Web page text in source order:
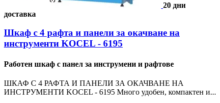
20 дни
доставка
Шкаф с 4 рафта и панели за окачване на
инструменти KOCEL - 6195
Работен шкаф с панел за инструмени и рафтове
ШКАФ С 4 РАФТА И ПАНЕЛИ ЗА ОКАЧВАНЕ НА
ИНСТРУМЕНТИ KOCEL - 6195 Много удобен, компактен и...